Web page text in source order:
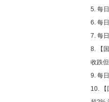
每
每
每
【
收跌
每